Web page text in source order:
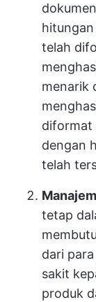
telah
menarik
diformat
dengan
telah
tetap
dari
sakit
produk